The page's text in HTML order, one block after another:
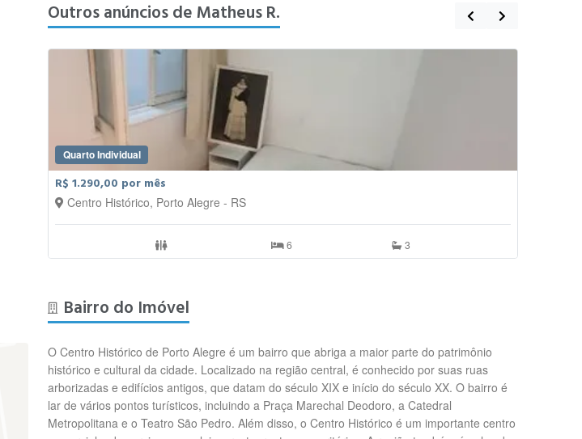
Outros anúncios de Matheus R.
Quarto Individual
R$ 1.290,00 por mês
Centro Histórico, Porto Alegre - RS
6 3
Bairro do Imóvel
O Centro Histórico de Porto Alegre é um bairro que abriga a maior parte do patrimônio
histórico e cultural da cidade. Localizado na região central, é conhecido por suas ruas
arborizadas e edifícios antigos, que datam do século XIX e início do século XX. O bairro é
lar de vários pontos turísticos, incluindo a Praça Marechal Deodoro, a Catedral
Metropolitana e o Teatro São Pedro. Além disso, o Centro Histórico é um importante centro